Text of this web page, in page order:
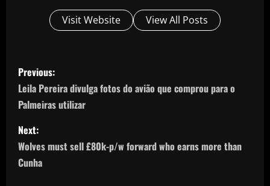
Visit Website View All Posts
P
o
s
t
n
Previous:
Leila Pereira divulga fotos do avião que comprou para o
Palmeiras utilizar
Next:
Wolves must sell £80k-p/w forward who earns more than
Cunha